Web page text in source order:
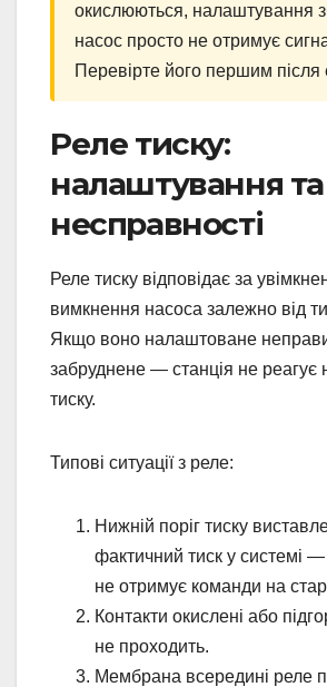
окислюються, налаштування
насос просто не отримує
Перевірте його першим після
Реле тиску:
налаштування та
несправності
Реле тиску відповідає за
вимкнення насоса залежно від
Якщо воно налаштоване
забруднене — станція не реагує
тиску.
Типові ситуації з реле:
Нижній поріг тиску
фактичний тиск у системі —
не отримує команди на
Контакти окислені або
не проходить.
Мембрана всередині реле